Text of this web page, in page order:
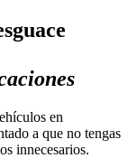
en
a que no tengas
innecesarios.